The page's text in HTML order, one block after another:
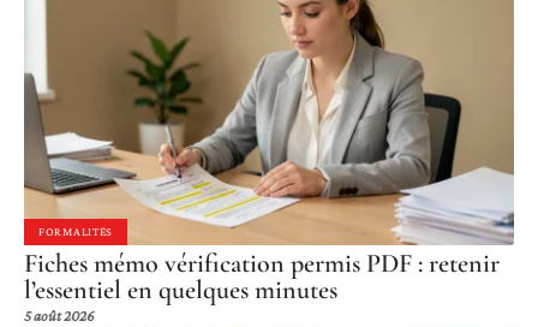
FORMALITÉS
Fiches mémo vérification permis PDF : retenir
l’essentiel en quelques minutes
5 août 2026